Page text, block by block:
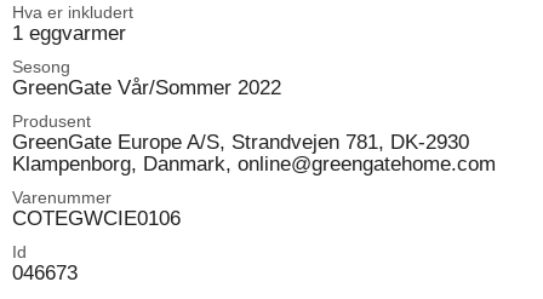
Hva er inkludert
1 eggvarmer
Sesong
GreenGate Vår/Sommer 2022
Produsent
GreenGate Europe A/S, Strandvejen 781, DK-2930
Klampenborg, Danmark, online@greengatehome.com
Varenummer
COTEGWCIE0106
Id
046673